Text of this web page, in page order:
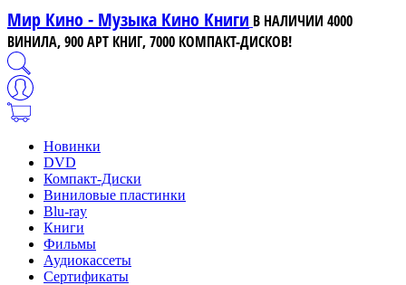
Мир Кино - Музыка Кино Книги В НАЛИЧИИ 4000
ВИНИЛА, 900 АРТ КНИГ, 7000 КОМПАКТ-ДИСКОВ!
Новинки
DVD
Компакт-Диски
Виниловые пластинки
Blu-ray
Книги
Фильмы
Аудиокассеты
Сертификаты